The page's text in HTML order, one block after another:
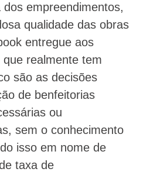
empreendimentos,
qualidade das obras
entregue aos
realmente tem
são as decisões
de benfeitorias
ou
sem o conhecimento
isso em nome de
taxa de